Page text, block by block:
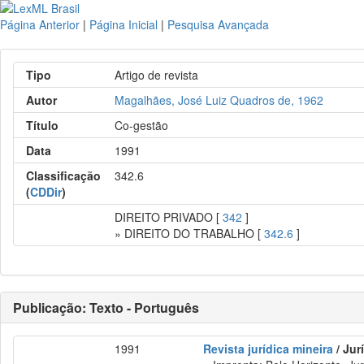
Página Anterior | Página Inicial | Pesquisa Avançada
Tipo
Artigo de revista
Autor
Magalhães, José Luiz Quadros de, 1962
Título
Co-gestão
Data
1991
Classificação
(CDDir)
342.6
DIREITO PRIVADO [342 ]
» DIREITO DO TRABALHO [342.6 ]
Publicação: Texto - Português
1991 Revista jurídica mineira /